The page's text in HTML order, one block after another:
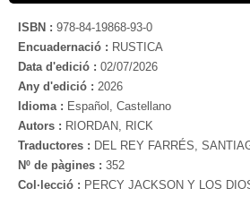
ISBN : 978-84-19868-93-0
Encuadernació : RUSTICA
Data d'edició : 02/07/2026
Any d'edició : 2026
Idioma : Español, Castellano
Autors : RIORDAN, RICK
Traductores : DEL REY FARRÉS,
Nº de pàgines : 352
Col·lecció : PERCY JACKSON Y LOS